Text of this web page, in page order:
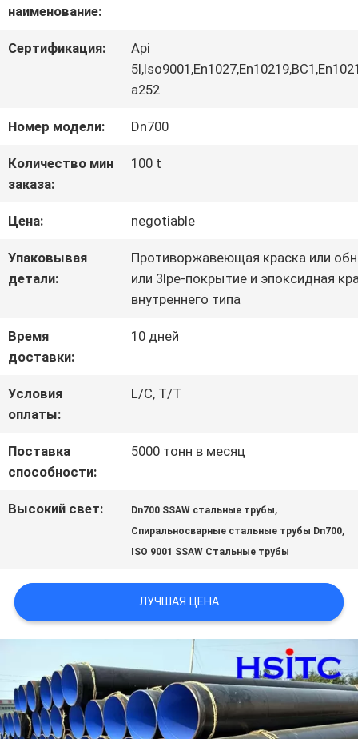
ПО
ЗАВОДУ
КОНТРОЛЬ
КАЧЕСТВА
СВЯЖИТЕСЬ
С
НАМИ
НОВОСТИ
ЗАПРОСИТЕ
КАРТА
ПОЛИТИКА
КОНФИДЕНЦИАЛЬНОСТИ
наименование:
Сертификация:
Api
a252
Номер модели: Dn700
Количество мин
заказа:
100 t
Цена: negotiable
Упаковывая
детали:
Противоржавеющая краска или
или 3lpe-покрытие и эпоксидная
внутреннего типа
Время
доставки:
10 дней
Условия
оплаты:
L/C, T/T
Поставка
способности:
5000 тонн в месяц
Высокий свет: Dn700 SSAW стальные трубы,
Спиральносварные стальные трубы Dn700,
ISO 9001 SSAW Стальные трубы
ЛУЧШАЯ ЦЕНА